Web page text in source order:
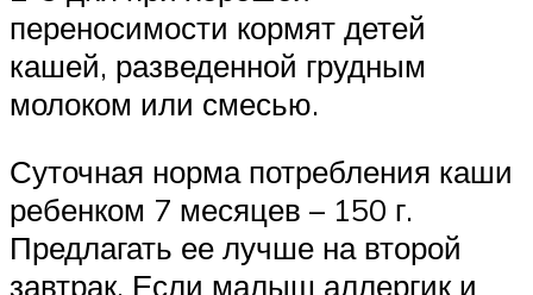
переносимости кормят детей
кашей, разведенной грудным
молоком или смесью.
Суточная норма потребления каши
ребенком 7 месяцев – 150 г.
Предлагать ее лучше на второй
завтрак. Если малыш аллергик и